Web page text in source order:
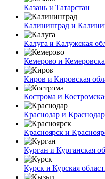
Казань и Татарстан
Калининград и
Калуга и Калужская
Кемерово и
Киров и Кировская
Кострома и
Краснодар и
Красноярск и
Курган и Курганская
Курск и Курская